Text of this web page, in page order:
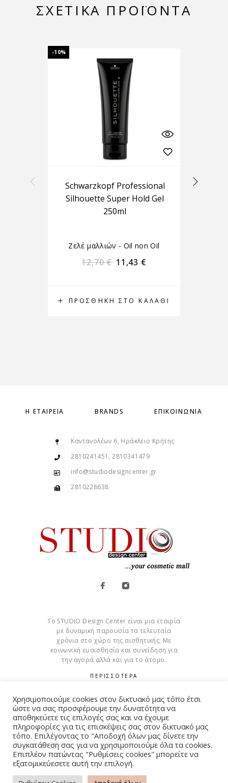
ΣΧΕΤΙΚΆ ΠΡΟΪΌΝΤΑ
-10%
ΠΡΟΣΘΉΚΗ ΣΤΟ ΚΑΛΆΘΙ
Schwarzkopf Professional
Silhouette Super Hold Gel
250ml
Ζελέ μαλλιών - Oil non Oil
12,70€ 11,43 €
Η ΕΤΑΙΡΕΊΑ BRANDS ΕΠΙΚΟΙΝΩΝΊΑ
Καντανολέων 6, Ηράκλειο Κρήτης
2810241451, 2810341479
info@studiodesigncenter.gr
2810228638
Το STUDIO Design Center είναι μια εταιρία
με δυναμική παρουσία τα τελευταία
χρόνια στο χώρο της αισθητικής. Με
κοινωνική ευαισθησία και συνείδηση για
την αγορά αλλά και για το άτομο.
ΠΕΡΙΣΣΟΤΕΡΑ
Cookies
© Copyright 2015 – 2026 . All Rights Reserved. Developed By
iWorx
Χρησιμοποιούμε cookies στον δικτυακό μας τόπο έτσι
ώστε να σας προσφέρουμε την δυνατότητα να
αποθηκεύετε τις επιλογές σας και να έχουμε
πληροφορίες για τις επισκέψεις σας στον δικτυακό μας
τόπο. Επιλέγοντας το "Αποδοχή όλων μας δίνετε την
συγκατάθεση σας για να χρησιμοποιούμε όλα τα cookies.
Επιπλέον πατώντας "Ρυθμίσεις cookies" μπορείτε να
εξατομικεύεσετε αυτή την επιλογή.